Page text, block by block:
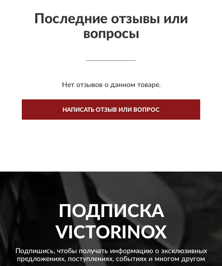
Последние отзывы или
вопросы
Нет отзывов о данном товаре.
НАПИСАТЬ ОТЗЫВ ИЛИ ВОПРОС
ПОДПИСКА
VICTORINOX
Подпишись, чтобы получать информацию о эксклюзивных
предложениях, поступлениях, событиях и многом другом